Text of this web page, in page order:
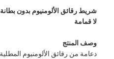
شريط رقائق الألومنيوم بدون
لا قمامة
وصف المنتج